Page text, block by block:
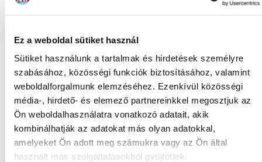
Ez a weboldal sütiket használ
Sütiket használunk a tartalmak és hirdetések személyre
szabásához, közösségi funkciók biztosításához, valamint
weboldalforgalmunk elemzéséhez. Ezenkívül közösségi
média-, hirdető- és elemező partnereinkkel megosztjuk az
Ön weboldalhasználatra vonatkozó adatait, akik
kombinálhatják az adatokat más olyan adatokkal,
amelyeket Ön adott meg számukra vagy az Ön által
használt más szolgáltatásokból gyűjtöttek.
A kutya testtömege (kg) Naponta etetett mennyiség (g)
5,0 kg 85 g
7,5 kg 115 g
10 kg 140 g
12,5 kg 165 g
15 kg 190 g
17,5 kg 215 g
20 kg 235 g
25 kg 280 g
30 kg 320 g
35 kg 360 g